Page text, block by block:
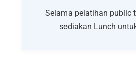
Selama pelatihan public
sediakan Lunch